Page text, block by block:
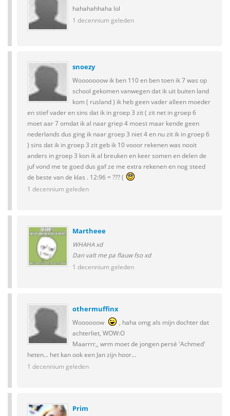
hahahahhaha lol
1 decennium geleden
snoezy
Wooooooow ik ben 110 en ben toen ik 7 was op
school gekomen vanwegen dat ik uit buiten land
kom ( rusland ) ik heb geen vader alleen moeder
en stief vader en sins dat ik in groep 3 zit ( zit net in groep 6
moet aar 7 omdat ik al naar griep 4 moest maar kende geen
nederlands dus ging ik naar groep 3 niet 4 en nu zit ik in groep 6
) sins dat ik in groep 3 zit geb ik 10 vooor rekenen was nooit
anders in groep 3 kon ik al breuken en keer somen en delen de
juf vond me te goed dus gaf ze me extra rekenen en nog steed
de beste van de klas . 12:96 = ??? (
1 decennium geleden
Martheee
WHAHA xd
Dan valt me pa flauw fso xd
1 decennium geleden
othermuffinx
Woooooow
, haha omg als mijn dochter dat
achterliet, WOW:O
Maarrrr,, wrm moet de jongen persé 'Achmed'
heten... het kan ook een Jan zijn hoor...
1 decennium geleden
Prim